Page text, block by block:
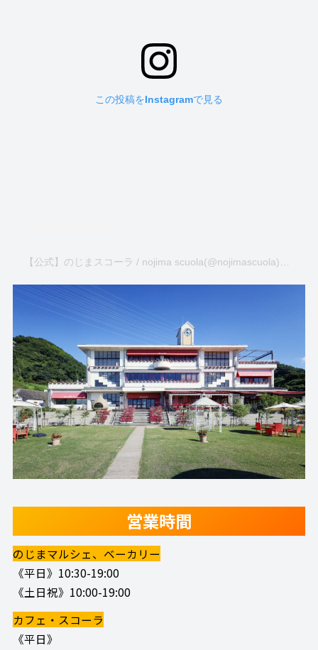
この投稿をInstagramで見る
営業時間
のじまマルシェ、ベーカリー
《平日》10:30-19:00
《土日祝》10:00-19:00
カフェ・スコーラ
《平日》